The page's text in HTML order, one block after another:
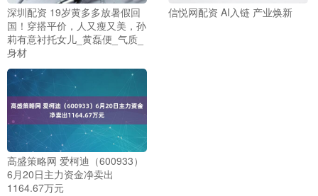
深圳配资 19岁黄多多放暑假回
国！穿搭平价，人又瘦又美，孙
莉有意衬托女儿_黄磊便_气质_
身材
信悦网配资 AI入链 产业焕新
高盛策略网 爱柯迪（600933）
6月20日主力资金净卖出
1164.67万元